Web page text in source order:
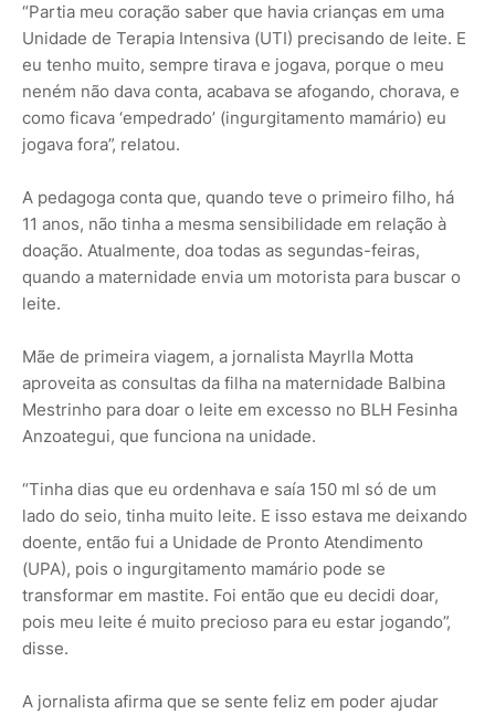
“Partia meu coração saber que havia crianças em uma
Unidade de Terapia Intensiva (UTI) precisando de leite. E
eu tenho muito, sempre tirava e jogava, porque o meu
neném não dava conta, acabava se afogando, chorava, e
como ficava ‘empedrado’ (ingurgitamento mamário) eu
jogava fora”, relatou.
A pedagoga conta que, quando teve o primeiro filho, há
11 anos, não tinha a mesma sensibilidade em relação à
doação. Atualmente, doa todas as segundas-feiras,
quando a maternidade envia um motorista para buscar o
leite.
Mãe de primeira viagem, a jornalista Mayrlla Motta
aproveita as consultas da filha na maternidade Balbina
Mestrinho para doar o leite em excesso no BLH Fesinha
Anzoategui, que funciona na unidade.
“Tinha dias que eu ordenhava e saía 150 ml só de um
lado do seio, tinha muito leite. E isso estava me deixando
doente, então fui a Unidade de Pronto Atendimento
(UPA), pois o ingurgitamento mamário pode se
transformar em mastite. Foi então que eu decidi doar,
pois meu leite é muito precioso para eu estar jogando”,
disse.
A jornalista afirma que se sente feliz em poder ajudar